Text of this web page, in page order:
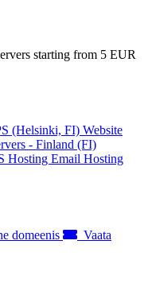
starting from 5 EUR
(Helsinki, FI) Website
- Finland (FI)
Hosting Email Hosting
domeenis
Vaata